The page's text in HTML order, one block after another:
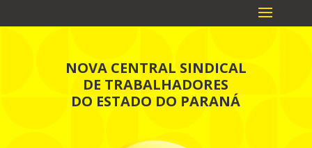
NOVA CENTRAL SINDICAL
DE TRABALHADORES
DO ESTADO DO PARANÁ